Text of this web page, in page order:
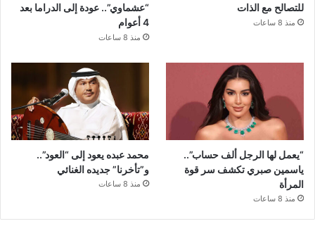
للتصالح مع الذات
منذ 8 ساعات
“عشماوي”.. عودة إلى الدراما بعد
4 أعوام
منذ 8 ساعات
“يعمل لها الرجل ألف حساب”..
ياسمين صبري تكشف سر قوة
المرأة
منذ 8 ساعات
محمد عبده يعود إلى “العود”..
و”تأخرنا” جديده الغنائي
منذ 8 ساعات